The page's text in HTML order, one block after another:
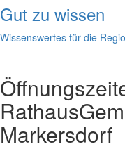
Gut zu wissen
Wissenswertes für die
Rathaus
Markersdorf